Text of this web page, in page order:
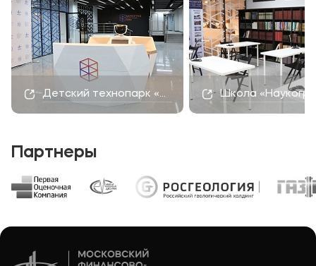
Детский технопарк «Наукоград» Школа
Партнеры